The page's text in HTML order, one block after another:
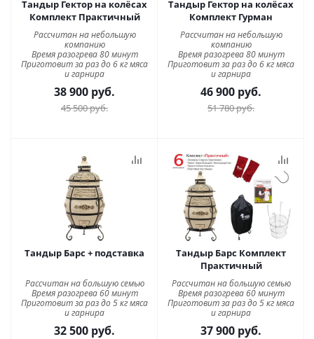
Тандыр Гектор на колёсах
Комплект Практичный
Рассчитан на небольшую
компанию
Время разогрева 80 минут
Приготовит за раз до 6 кг мяса
и гарнира
38 900 руб.
45 500руб.
Тандыр Гектор на колёсах
Комплект Гурман
Рассчитан на небольшую
компанию
Время разогрева 80 минут
Приготовит за раз до 6 кг мяса
и гарнира
46 900 руб.
51 780руб.
Тандыр Барс + подставка
Рассчитан на большую семью
Время разогрева 60 минут
Приготовит за раз до 5 кг мяса
и гарнира
32 500 руб.
Тандыр Барс Комплект
Практичный
Рассчитан на большую семью
Время разогрева 60 минут
Приготовит за раз до 5 кг мяса
и гарнира
37 900 руб.